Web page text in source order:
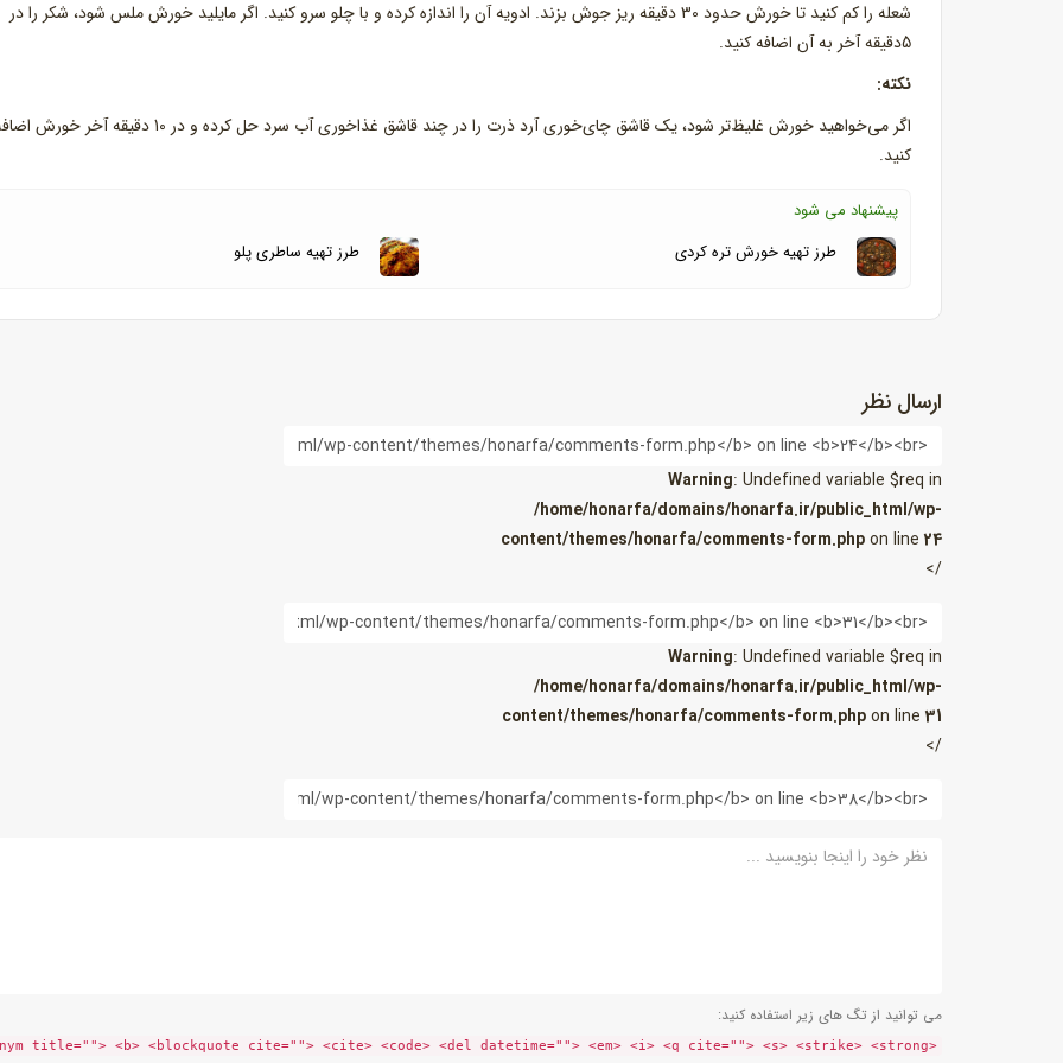
شعله را کم کنید تا خورش حدود 30 دقیقه ریز جوش بزند. ادویه آن را اندازه کرده و با چلو سرو کنید. اگر مایلید خورش ملس شود، شکر را در
5‌دقیقه آخر به آن اضافه کنید.
نکته:
اگر می‌خواهید خورش غلیظ‌تر شود، یک قاشق چای‌خوری آرد ذرت را در چند قاشق غذاخوری آب سرد حل کرده و در 10 دقیقه آخر
کنید.
پیشنهاد می شود
طرز تهیه خورش تره کردی
طرز تهیه ساطری پلو
ارسال نظر
Warning: Undefined variable $req in
/home/honarfa/domains/honarfa.ir/public_html/wp-
content/themes/honarfa/comments-form.phpon line24
/>
ایمیل
Warning: Undefined variable $req in
/home/honarfa/domains/honarfa.ir/public_html/wp-
content/themes/honarfa/comments-form.phpon line31
/>
می توانید از تگ های زیر استفاده کنید:
<a href="" title=""> <abbr title=""> <acronym title=""> <b> <blockquote cite=""> <cite> <code> <del datetime=""> <em> <i> <q cite=""> <s> <strike> <strong>